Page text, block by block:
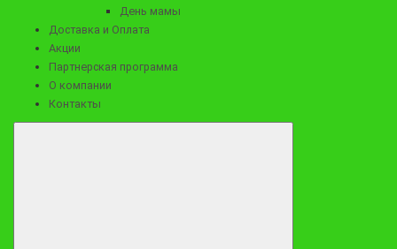
День мамы
Доставка и Оплата
Акции
Партнерская программа
О компании
Контакты